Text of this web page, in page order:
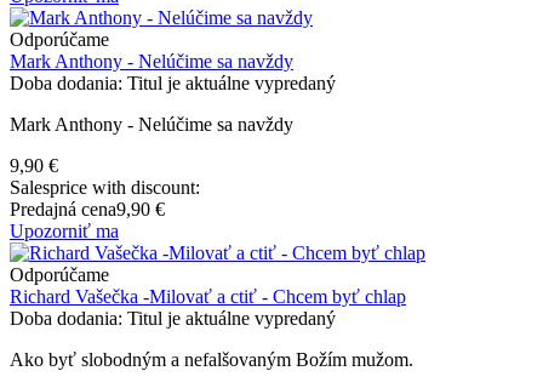
Odporúčame
Mark Anthony - Nelúčime sa navždy
Doba dodania: Titul je aktuálne vypredaný
Mark Anthony - Nelúčime sa navždy
9,90 €
Salesprice with discount:
Predajná cena9,90 €
Upozorniť ma
Odporúčame
Richard Vašečka -Milovať a ctiť - Chcem byť chlap
Doba dodania: Titul je aktuálne vypredaný
Ako byť slobodným a nefalšovaným Božím mužom.